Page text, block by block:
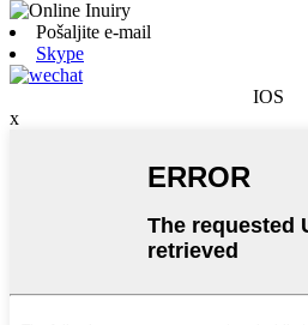
Pošaljite e-mail
Skype
IOS
x